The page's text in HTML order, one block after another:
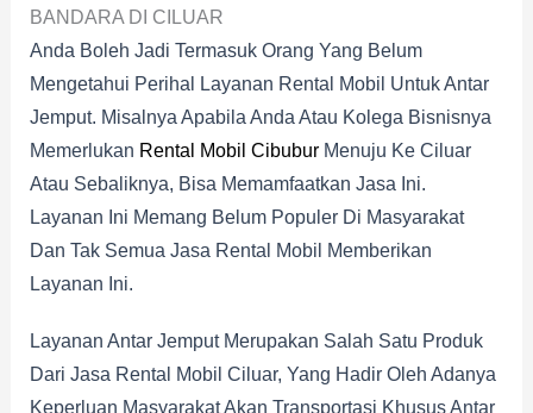
BANDARA DI CILUAR
Anda Boleh Jadi Termasuk Orang Yang Belum
Mengetahui Perihal Layanan Rental Mobil Untuk Antar
Jemput. Misalnya Apabila Anda Atau Kolega Bisnisnya
Memerlukan Rental Mobil CibuburMenuju Ke Ciluar
Atau Sebaliknya, Bisa Memamfaatkan Jasa Ini.
Layanan Ini Memang Belum Populer Di Masyarakat
Dan Tak Semua Jasa Rental Mobil Memberikan
Layanan Ini.
Layanan Antar Jemput Merupakan Salah Satu Produk
Dari Jasa Rental Mobil Ciluar, Yang Hadir Oleh Adanya
Keperluan Masyarakat Akan Transportasi Khusus Antar